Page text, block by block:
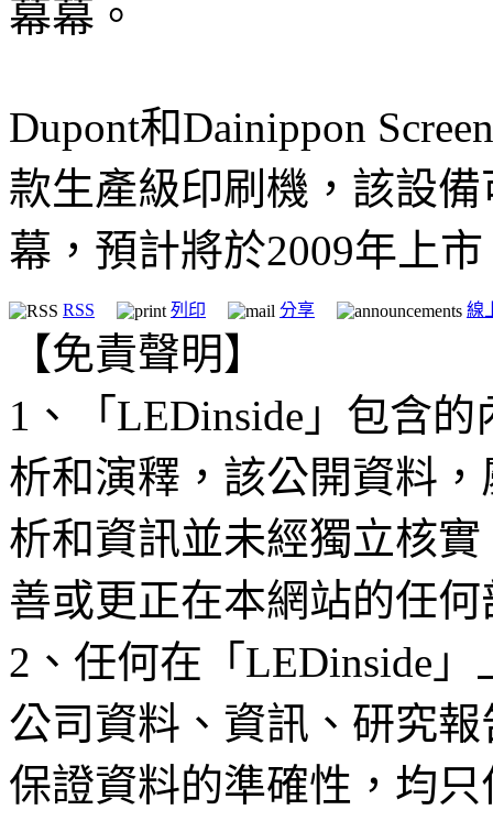
幕幕。
Dupont和Dainippon
款生產級印刷機，該設
幕，預計將於2009年上
RSS 列印 分享 線
【免責聲明】
1、「LEDinside」包含
析和演釋，該公開資料
析和資訊並未經獨立核
善或更正在本網站的任
2、任何在「LEDinside
公司資料、資訊、研究
保證資料的準確性，均